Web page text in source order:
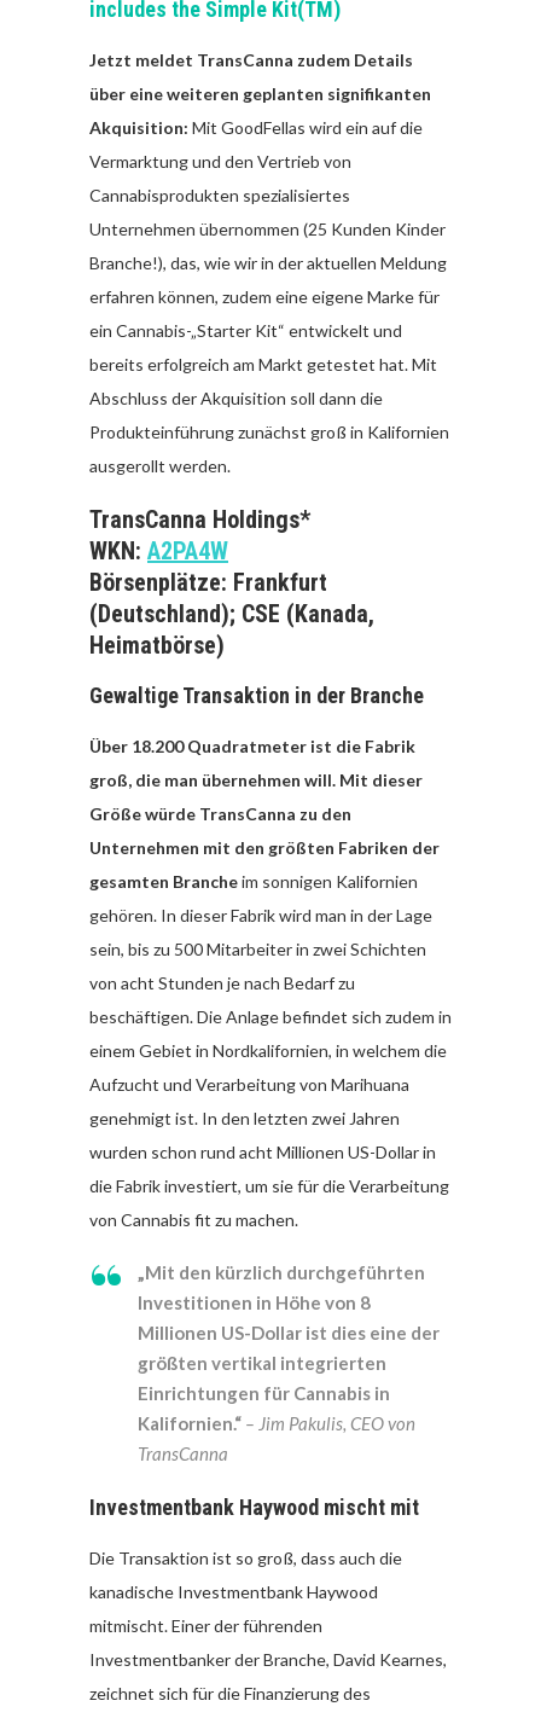
includes the Simple Kit(TM)
Jetzt meldet TransCanna zudem Details
über eine weiteren geplanten signifikanten
Akquisition: Mit GoodFellas wird ein auf die
Vermarktung und den Vertrieb von
Cannabisprodukten spezialisiertes
Unternehmen übernommen (25 Kunden Kinder
Branche!), das, wie wir in der aktuellen Meldung
erfahren können, zudem eine eigene Marke für
ein Cannabis-„Starter Kit“ entwickelt und
bereits erfolgreich am Markt getestet hat. Mit
Abschluss der Akquisition soll dann die
Produkteinführung zunächst groß in Kalifornien
ausgerollt werden.
TransCanna Holdings*
WKN: A2PA4W
Börsenplätze: Frankfurt
(Deutschland); CSE (Kanada,
Heimatbörse)
Gewaltige Transaktion in der Branche
Über 18.200 Quadratmeter ist die Fabrik
groß, die man übernehmen will. Mit dieser
Größe würde TransCanna zu den
Unternehmen mit den größten Fabriken der
gesamten Brancheim sonnigen Kalifornien
gehören. In dieser Fabrik wird man in der Lage
sein, bis zu 500 Mitarbeiter in zwei Schichten
von acht Stunden je nach Bedarf zu
beschäftigen. Die Anlage befindet sich zudem in
einem Gebiet in Nordkalifornien, in welchem die
Aufzucht und Verarbeitung von Marihuana
genehmigt ist. In den letzten zwei Jahren
wurden schon rund acht Millionen US-Dollar in
die Fabrik investiert, um sie für die Verarbeitung
von Cannabis fit zu machen.
„Mit den kürzlich durchgeführten
Investitionen in Höhe von 8
Millionen US-Dollar ist dies eine der
größten vertikal integrierten
Einrichtungen für Cannabis in
Kalifornien.“ – Jim Pakulis, CEO von
TransCanna
Investmentbank Haywood mischt mit
Die Transaktion ist so groß, dass auch die
kanadische Investmentbank Haywood
mitmischt. Einer der führenden
Investmentbanker der Branche, David Kearnes,
zeichnet sich für die Finanzierung des